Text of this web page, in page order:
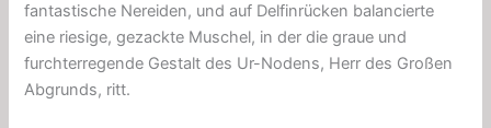
fantastische Nereiden, und auf Delfinrücken balancierte
eine riesige, gezackte Muschel, in der die graue und
furchterregende Gestalt des Ur-Nodens, Herr des Großen
Abgrunds, ritt.